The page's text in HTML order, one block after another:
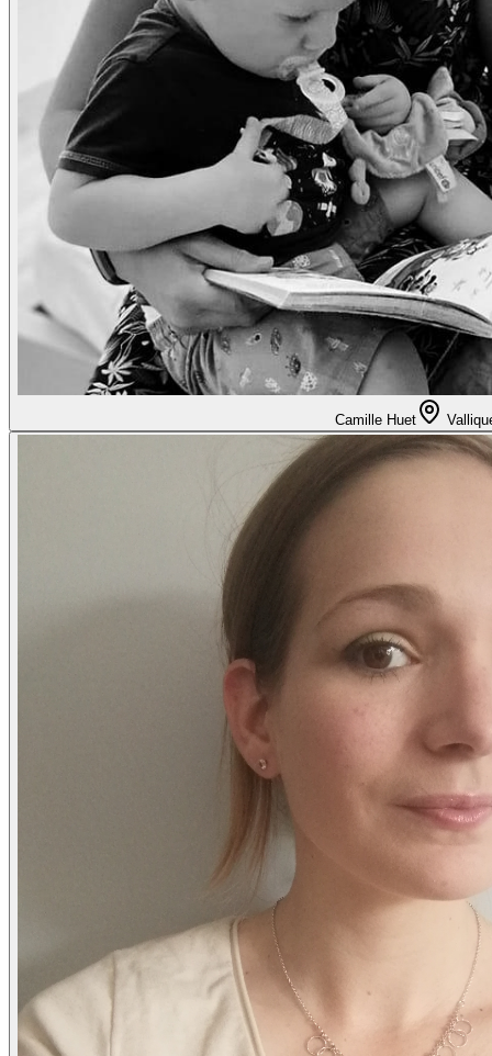
Camille Huet